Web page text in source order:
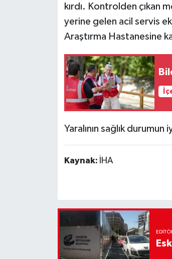
kırdı. Kontrolden çıkan
yerine gelen acil servis
Araştırma Hastanesine
Yaralının sağlık
Kaynak: İHA